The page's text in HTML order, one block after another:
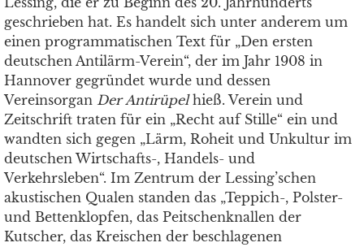
geschrieben hat. Es handelt sich unter anderem um
einen programmatischen Text für „Den ersten
deutschen Antilärm-Verein“, der im Jahr 1908 in
Hannover gegründet wurde und dessen
Vereinsorgan Der Antirüpelhieß. Verein und
Zeitschrift traten für ein „Recht auf Stille“ ein und
wandten sich gegen „Lärm, Roheit und Unkultur im
deutschen Wirtschafts-, Handels- und
Verkehrsleben“. Im Zentrum der Lessing’schen
akustischen Qualen standen das „Teppich-, Polster-
und Bettenklopfen, das Peitschenknallen der
Kutscher, das Kreischen der beschlagenen